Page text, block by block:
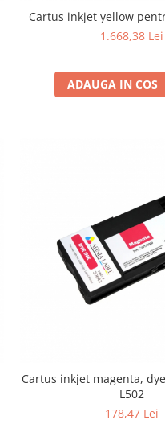
Cartus inkjet yellow
1.668,38 Lei
ADAUGA IN COS
Cartus inkjet magenta,
L502
178,47 Lei